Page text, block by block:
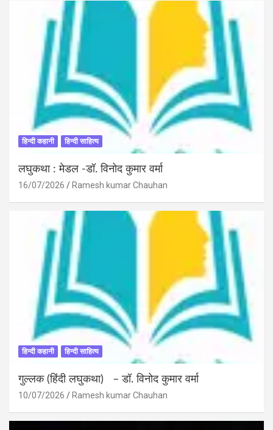
हिन्दी कहानी हिन्दी साहित्य
लघुकथा : मेडल -डॉ. विनोद कुमार वर्मा
16/07/2026 Ramesh kumar Chauhan
हिन्दी कहानी हिन्दी साहित्य
गुल्लक (हिंदी लघुकथा) – डॉ. विनोद कुमार वर्मा
10/07/2026 Ramesh kumar Chauhan